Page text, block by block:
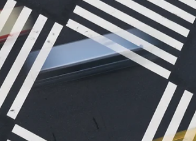
まり、名刺とはあなたの“分身”であり、魂の情報
映す媒体です。 この名刺を、潜在能力を呼び覚ま
す【エナジーシート】の上にそっと置いてみてく
ださい エナジーシートは、宇宙の情報と共鳴する
特別な「場」。ただ置くだけで、その波動が名刺
に転写されていきます。 すると ● 出会う人の次元
が変わる ● 自己紹介で、堂々と自分を表現できる
● ご縁が自然と導かれるようにつながり始める と
いった、不思議な「整い」が起こってくるので
す。 2026年は、「魂の選択を、現実で貫く年」
誰と出会い、何を伝え、どんな関係を築くか。す